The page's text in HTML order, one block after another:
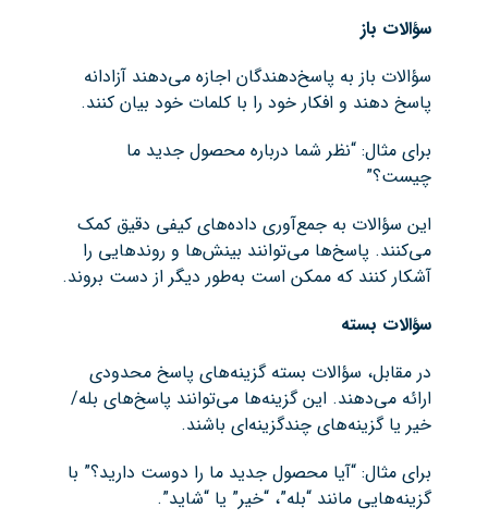
سؤالات باز
سؤالات باز به پاسخ‌دهندگان اجازه می‌دهند آزادانه
پاسخ دهند و افکار خود را با کلمات خود بیان کنند.
برای مثال: “نظر شما درباره محصول جدید ما
چیست؟”
این سؤالات به جمع‌آوری داده‌های کیفی دقیق کمک
می‌کنند. پاسخ‌ها می‌توانند بینش‌ها و روندهایی را
آشکار کنند که ممکن است به‌طور دیگر از دست بروند.
سؤالات بسته
در مقابل، سؤالات بسته گزینه‌های پاسخ محدودی
ارائه می‌دهند. این گزینه‌ها می‌توانند پاسخ‌های بله/
خیر یا گزینه‌های چندگزینه‌ای باشند.
برای مثال: “آیا محصول جدید ما را دوست دارید؟” با
گزینه‌هایی مانند “بله”، “خیر” یا “شاید”.